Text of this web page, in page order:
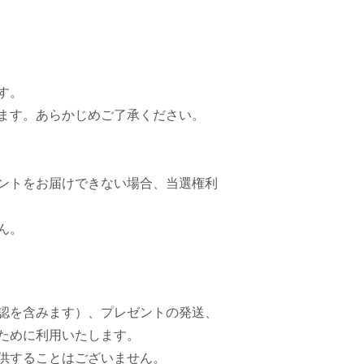
。
。あらかじめご了承ください。
をお届けできない場合、当選権利
。
含みます）、プレゼントの発送、
に利用いたします。
ることはございません。